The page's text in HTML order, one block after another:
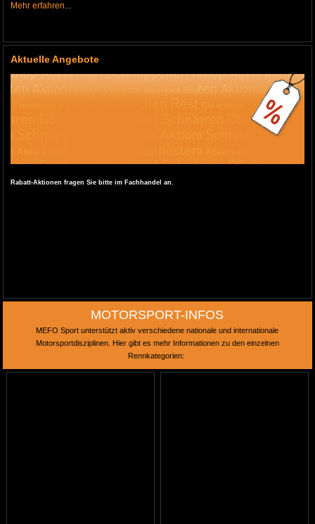
Mehr erfahren...
Aktuelle Angebote
Rabatt-Aktionen fragen Sie bitte im Fachhandel an.
MOTORSPORT-INFOS
MEFO Sport unterstützt aktiv verschiedene nationale und internationale
Motorsportdisziplinen. Hier gibt es mehr Informationen zu den einzelnen
Rennkategorien: